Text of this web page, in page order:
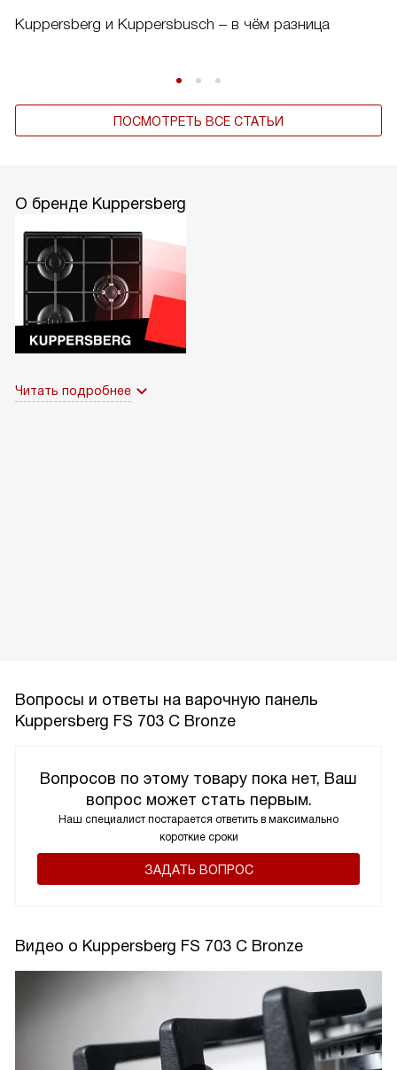
Kuppersberg и Kuppersbusch – в чём разница
ПОСМОТРЕТЬ ВСЕ СТАТЬИ
О бренде Kuppersberg
Читать подробнее
Вопросы и ответы на варочную панель
Kuppersberg FS 703 C Bronze
Вопросов по этому товару пока нет, Ваш
вопрос может стать первым.
Наш специалист постарается ответить в максимально
короткие сроки
ЗАДАТЬ ВОПРОС
Видео о Kuppersberg FS 703 C Bronze